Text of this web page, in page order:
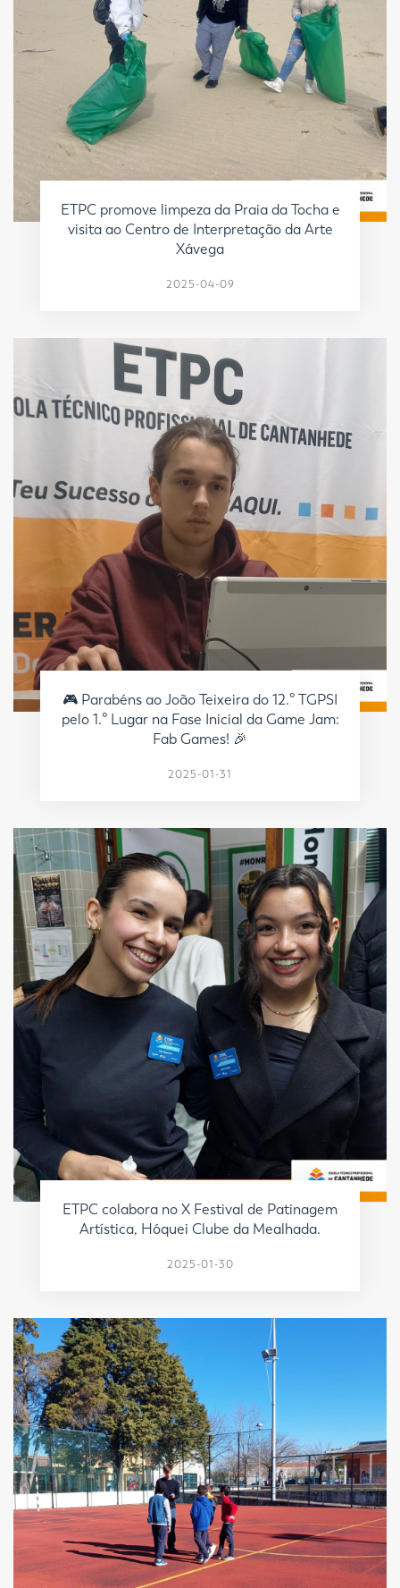
ETPC promove limpeza da Praia da Tocha e
visita ao Centro de Interpretação da Arte
Xávega
2025-04-09
🎮 Parabéns ao João Teixeira do 12.º TGPSI
pelo 1.º Lugar na Fase Inicial da Game Jam:
Fab Games! 🎉
2025-01-31
ETPC colabora no X Festival de Patinagem
Artística, Hóquei Clube da Mealhada.
2025-01-30